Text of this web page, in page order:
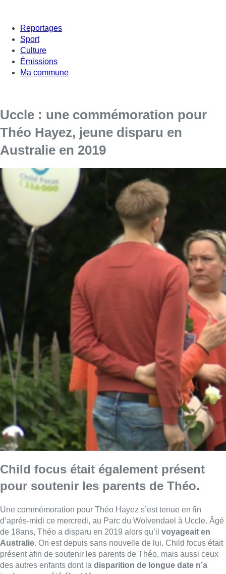
Reportages
Sport
Culture
Émissions
Ma commune
Uccle : une commémoration pour
Théo Hayez, jeune disparu en
Australie en 2019
Child focus était également présent
pour soutenir les parents de Théo.
Une commémoration pour Théo Hayez s’est tenue en fin
d’après-midi ce mercredi, au Parc du Wolvendael à Uccle. Âgé
de 18ans, Théo a disparu en 2019 alors qu’il voyageait en
Australie. On est depuis sans nouvelle de lui. Child focus était
présent afin de soutenir les parents de Théo, mais aussi ceux
des autres enfants dont la disparition de longue date n’a